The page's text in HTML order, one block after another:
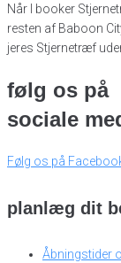
Når I booker
resten af Baboon
jeres Stjernetræf
følg os på
sociale
Følg os på
planlæg dit
Åbningstider